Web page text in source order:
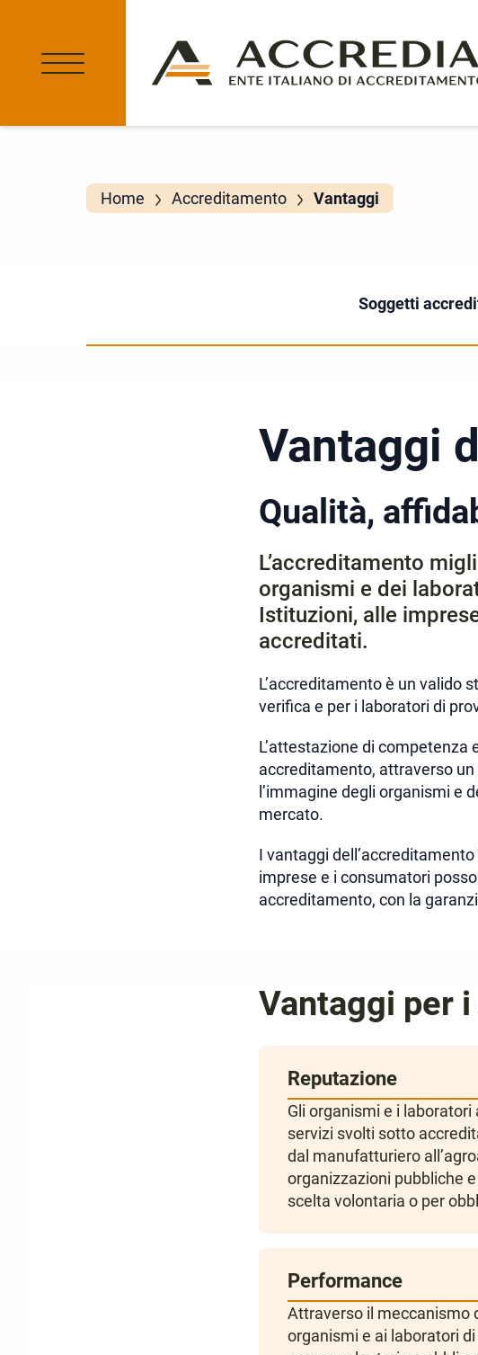
Home Accreditamento Vantaggi
Soggetti
Vantaggi
Qualità,
L’accreditamento
organismi e dei
Istituzioni, alle
accreditati.
L’accreditamento è un valido
verifica e per i laboratori di
L’attestazione di
accreditamento, attraverso
l’immagine degli organismi e
mercato.
I vantaggi
imprese e i consumatori
accreditamento, con la
Vantaggi per
Reputazione
Gli organismi e i
servizi svolti sotto
dal manufatturiero
organizzazioni pubbliche
scelta volontaria o per
Performance
Attraverso il meccanismo
organismi e ai laboratori